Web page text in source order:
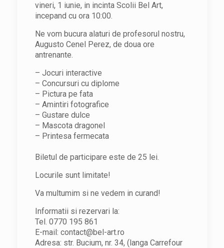
vineri, 1 iunie, in incinta Scolii Bel Art,
incepand cu ora 10:00.
Ne vom bucura alaturi de profesorul nostru,
Augusto Cenel Perez, de doua ore
antrenante.
– Jocuri interactive
– Concursuri cu diplome
– Pictura pe fata
– Amintiri fotografice
– Gustare dulce
– Mascota dragonel
– Printesa fermecata
Biletul de participare este de 25 lei.
Locurile sunt limitate!
Va multumim si ne vedem in curand!
Informatii si rezervari la:
Tel. 0770 195 861
E-mail: contact@bel-art.ro
Adresa: str. Bucium, nr. 34, (langa Carrefour